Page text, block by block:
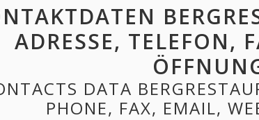
ADRESSE, TELEFON,
DATA
PHONE, FAX, EMAIL,